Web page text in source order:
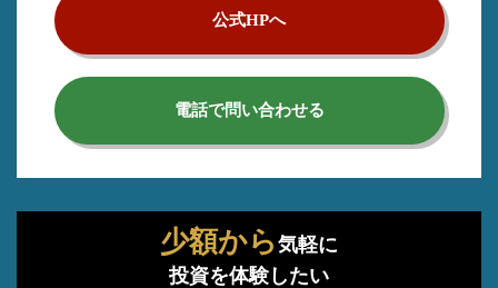
公式HPへ
電話で問い合わせる
少額から 気軽に
投資を体験したい